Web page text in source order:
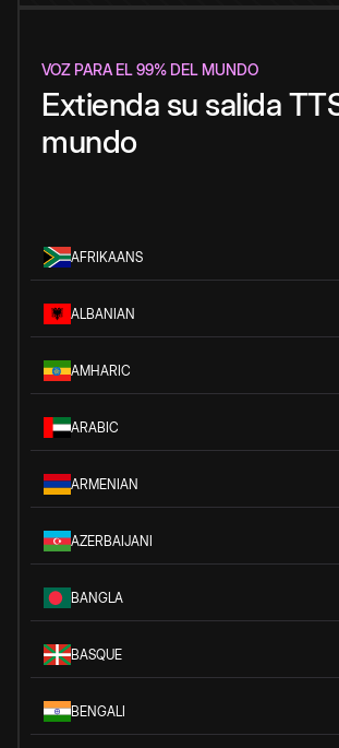
VOZ PARA EL 99% DEL MUNDO
Extienda su salida
mundo
AFRIKAANS
ALBANIAN
AMHARIC
ARABIC
ARMENIAN
AZERBAIJANI
BANGLA
BASQUE
BENGALI